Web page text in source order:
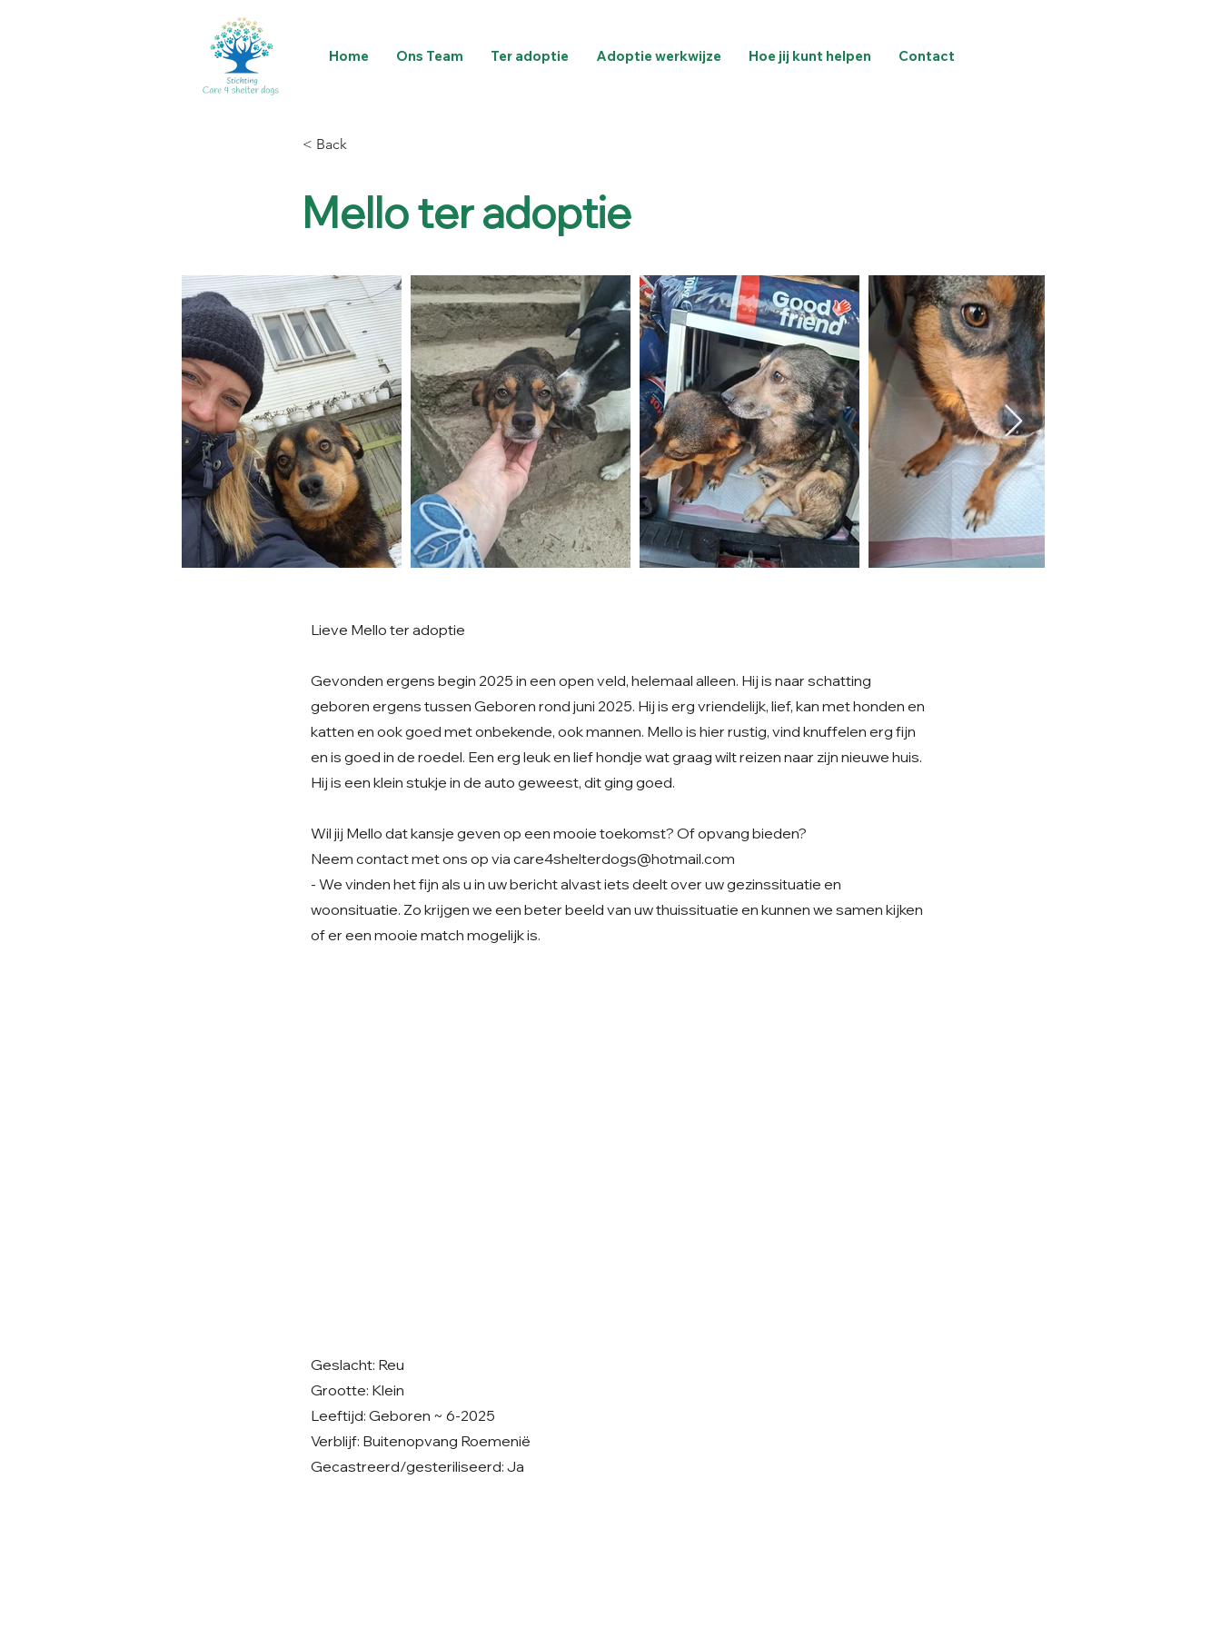
Home Ons Team Ter adoptie Adoptie werkwijze Hoe jij kunt helpen Contact
< Back
Mello ter adoptie
Lieve Mello ter adoptie
Gevonden ergens begin 2025 in een open veld, helemaal alleen. Hij is naar schatting
geboren ergens tussen Geboren rond juni 2025. Hij is erg vriendelijk, lief, kan met honden en
katten en ook goed met onbekende, ook mannen. Mello is hier rustig, vind knuffelen erg fijn
en is goed in de roedel. Een erg leuk en lief hondje wat graag wilt reizen naar zijn nieuwe huis.
Hij is een klein stukje in de auto geweest, dit ging goed.
Wil jij Mello dat kansje geven op een mooie toekomst? Of opvang bieden?
Neem contact met ons op via care4shelterdogs@hotmail.com
- We vinden het fijn als u in uw bericht alvast iets deelt over uw gezinssituatie en
woonsituatie. Zo krijgen we een beter beeld van uw thuissituatie en kunnen we samen kijken
of er een mooie match mogelijk is.
Geslacht: Reu
Grootte: Klein
Leeftijd: Geboren ~ 6-2025
Verblijf: Buitenopvang Roemenië
Gecastreerd/gesteriliseerd: Ja